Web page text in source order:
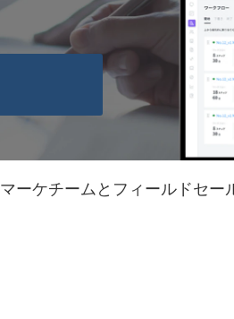
ーケチームとフィールドセー